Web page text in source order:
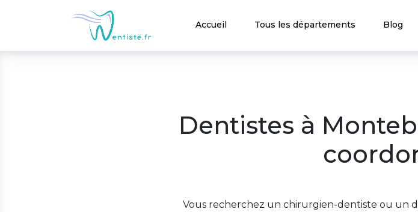
Accueil Tous les départements Blog
Dentistes à
Vous recherchez un chirurgien-dentiste ou un